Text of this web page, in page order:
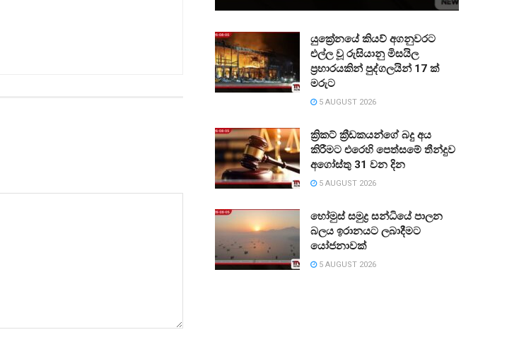
යුක්‍රේනයේ කියව් අගනුවරට
එල්ල වූ රුසියානු මිසයිල
ප්‍රහාරයකින් පුද්ගලයින් 17 ක්
මරුට
5 AUGUST 2026
ක්‍රිකට් ක්‍රීඩකයන්ගේ බදු අය
කිරීමට එරෙහි පෙත්සමේ තීන්දුව
අගෝස්තු 31 වන දින
5 AUGUST 2026
හෝමුස් සමුද්‍ර සන්ධියේ පාලන
බලය ඉරානයට ලබාදීමට
යෝජනාවක්
5 AUGUST 2026